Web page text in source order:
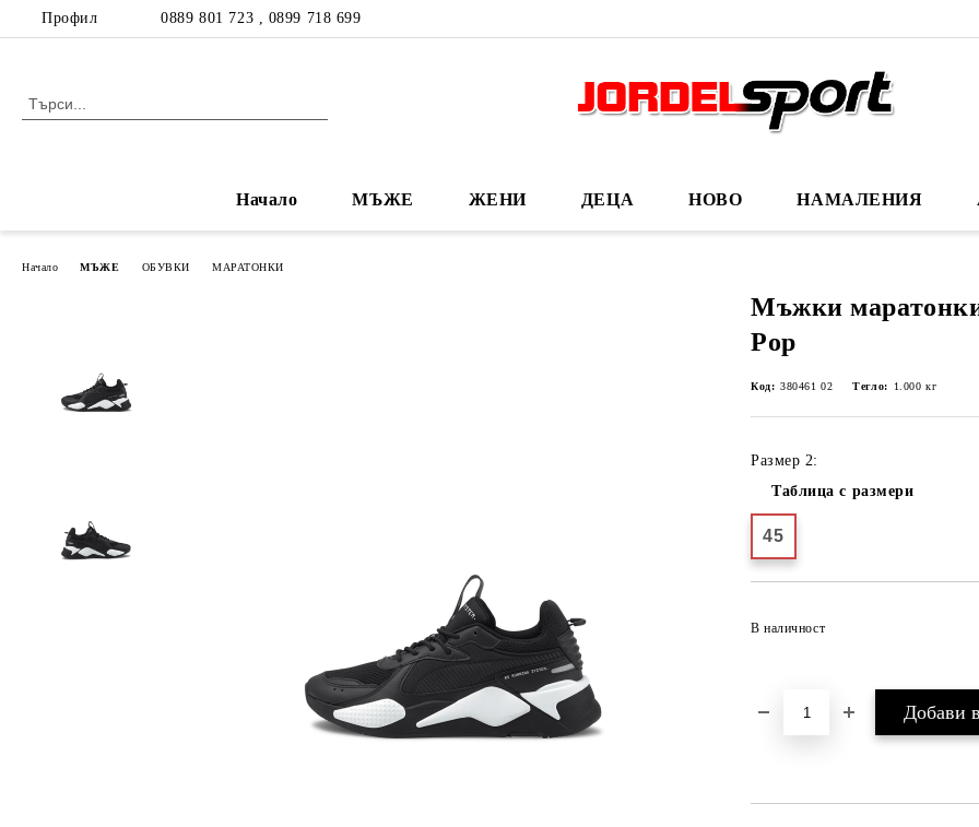
Профил 0889 801 723 , 0899 718 699
Начало МЪЖЕ ЖЕНИ ДЕЦА НОВО НАМАЛЕНИЯ
Начало МЪЖЕ ОБУВКИ МАРАТОНКИ
Мъжки
Pop
Код: 380461 02 Тегло: 1.000 кг
Размер 2:
Таблица с размери
45
В наличност